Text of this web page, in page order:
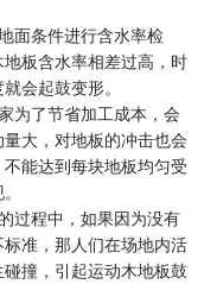
条件进行含水率检
板含水率相差过高，时
会起鼓变形。
了节省加工成本，会
大，对地板的冲击也会
能达到每块地板均匀受
程中，如果因为没有
准，那人们在场地内活
撞，引起运动木地板鼓